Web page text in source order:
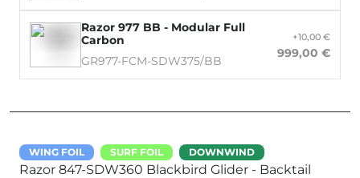
Razor 977 BB - Modular Full
Carbon
GR977-FCM-SDW375/BB
+10,00 €
999,00 €
WING FOIL SURF FOIL DOWNWIND
Razor 847-SDW360 Blackbird Glider - Backtail